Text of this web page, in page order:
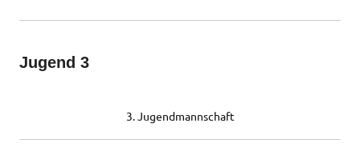
Jugend 3
3. Jugendmannschaft